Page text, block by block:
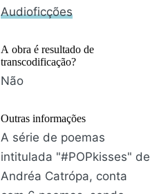
Audioficções
A obra é resultado de
transcodificação?
Não
Outras informações
A série de poemas
intitulada "#POPkisses" de
Andréa Catrópa, conta